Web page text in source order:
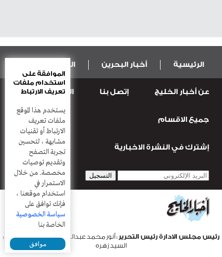
الرئيسية أخبار البحرين المال و الاقتصاد
عربية ودولية الرياضة
قضـايــا وحـــوادث أعمدة
عن أخبار الخليج إتصل بنا المطبعة
جميع الاقسام
إشترك في النشرة الاخبارية
رئيس مجلس الادارة رئيس التحرير : أنور محمد عبدالرحمن |مدير التحرير :
السيد زهره
الموافقة على
استخدام ملفات
تعريف الارتباط
يستخدم هذا الموقع
ملفات تعريف
الارتباط أو تقنيات
مشابهة ، لتحسين
تجربة التصفح
وتقديم توصيات
مخصصة. من خلال
الاستمرار في
استخدام موقعنا ،
فإنك توافق على
سياسة الخصوصية
الخاصة بنا
موافق